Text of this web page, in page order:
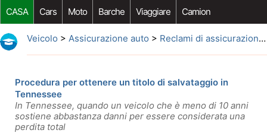
CASA Cars Moto Barche Viaggiare Camion
Riparazione Auto Acquisto Auto Car Opzioni Aftermarket
Veicolo > Assicurazione auto > Reclami di assicurazione auto
Procedura per ottenere un titolo di salvataggio in
Tennessee
In Tennessee, quando un veicolo che è meno di 10 anni
sostiene abbastanza danni per essere considerata una
perdita total